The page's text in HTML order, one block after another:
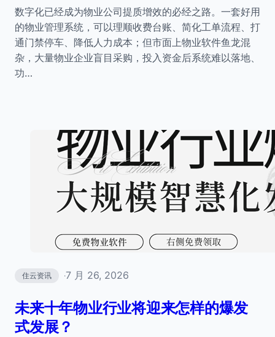
数字化已经成为物业公司提质增效的必经之路。一套好用
的物业管理系统，可以理顺收费台账、简化工单流程、打
通门禁停车、降低人力成本；但市面上物业软件鱼龙混
杂，大量物业企业盲目采购，投入资金后系统难以落地、
功…
住云资讯 ·7 月 26, 2026
未来十年物业行业将迎来怎样的爆发
式发展？